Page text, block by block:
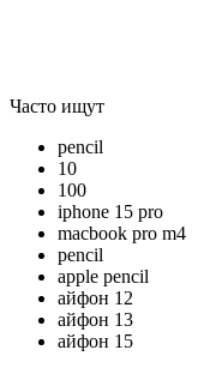
Часто ищут
pencil
10
100
iphone 15 pro
macbook pro m4
pencil
apple pencil
айфон 12
айфон 13
айфон 15